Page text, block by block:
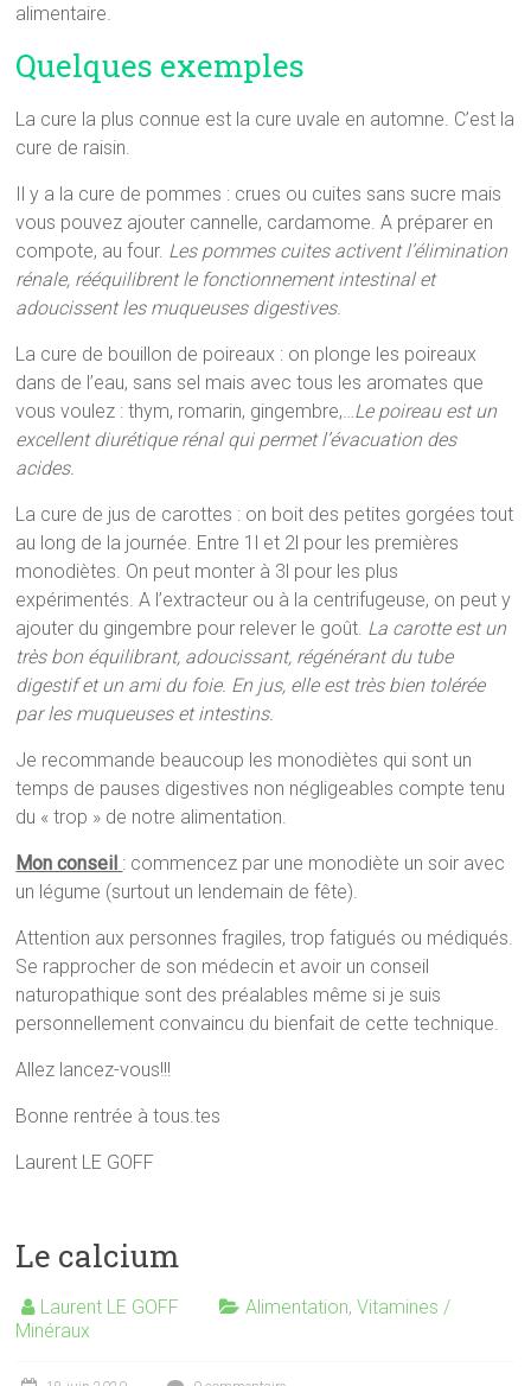
alimentaire.
Quelques exemples
La cure la plus connue est la cure uvale en automne. C’est la
cure de raisin.
Il y a la cure de pommes : crues ou cuites sans sucre mais
vous pouvez ajouter cannelle, cardamome. A préparer en
compote, au four. Les pommes cuites activent l’élimination
rénale, rééquilibrent le fonctionnement intestinal et
adoucissent les muqueuses digestives.
La cure de bouillon de poireaux : on plonge les poireaux
dans de l’eau, sans sel mais avec tous les aromates que
vous voulez : thym, romarin, gingembre,…Le poireau est un
excellent diurétique rénal qui permet l’évacuation des
acides.
La cure de jus de carottes : on boit des petites gorgées tout
au long de la journée. Entre 1l et 2l pour les premières
monodiètes. On peut monter à 3l pour les plus
expérimentés. A l’extracteur ou à la centrifugeuse, on peut y
ajouter du gingembre pour relever le goût. La carotte est un
très bon équilibrant, adoucissant, régénérant du tube
digestif et un ami du foie. En jus, elle est très bien tolérée
par les muqueuses et intestins.
Je recommande beaucoup les monodiètes qui sont un
temps de pauses digestives non négligeables compte tenu
du « trop » de notre alimentation.
Mon conseil : commencez par une monodiète un soir avec
un légume (surtout un lendemain de fête).
Attention aux personnes fragiles, trop fatigués ou médiqués.
Se rapprocher de son médecin et avoir un conseil
naturopathique sont des préalables même si je suis
personnellement convaincu du bienfait de cette technique.
Allez lancez-vous!!!
Bonne rentrée à tous.tes
Laurent LE GOFF
Le calcium
Laurent LE GOFF Alimentation,Vitamines /
Minéraux